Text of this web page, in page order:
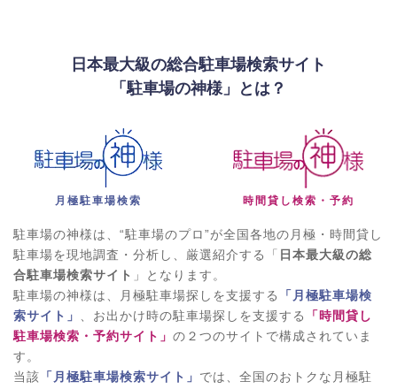
日本最大級の総合駐車場検索サイト
「駐車場の神様」とは？
月極駐車場検索 時間貸し検索・予約
駐車場の神様は、“駐車場のプロ”が全国各地の月極・時間貸し
駐車場を現地調査・分析し、厳選紹介する「 日本最大級の総
合駐車場検索サイト 」となります。
駐車場の神様は、月極駐車場探しを支援する
「月極駐車場検
索サイト」
、お出かけ時の駐車場探しを支援する
「時間貸し
駐車場検索・予約サイト」 の２つのサイトで構成されていま
す。
当該 「月極駐車場検索サイト」 では、全国のおトクな月極駐